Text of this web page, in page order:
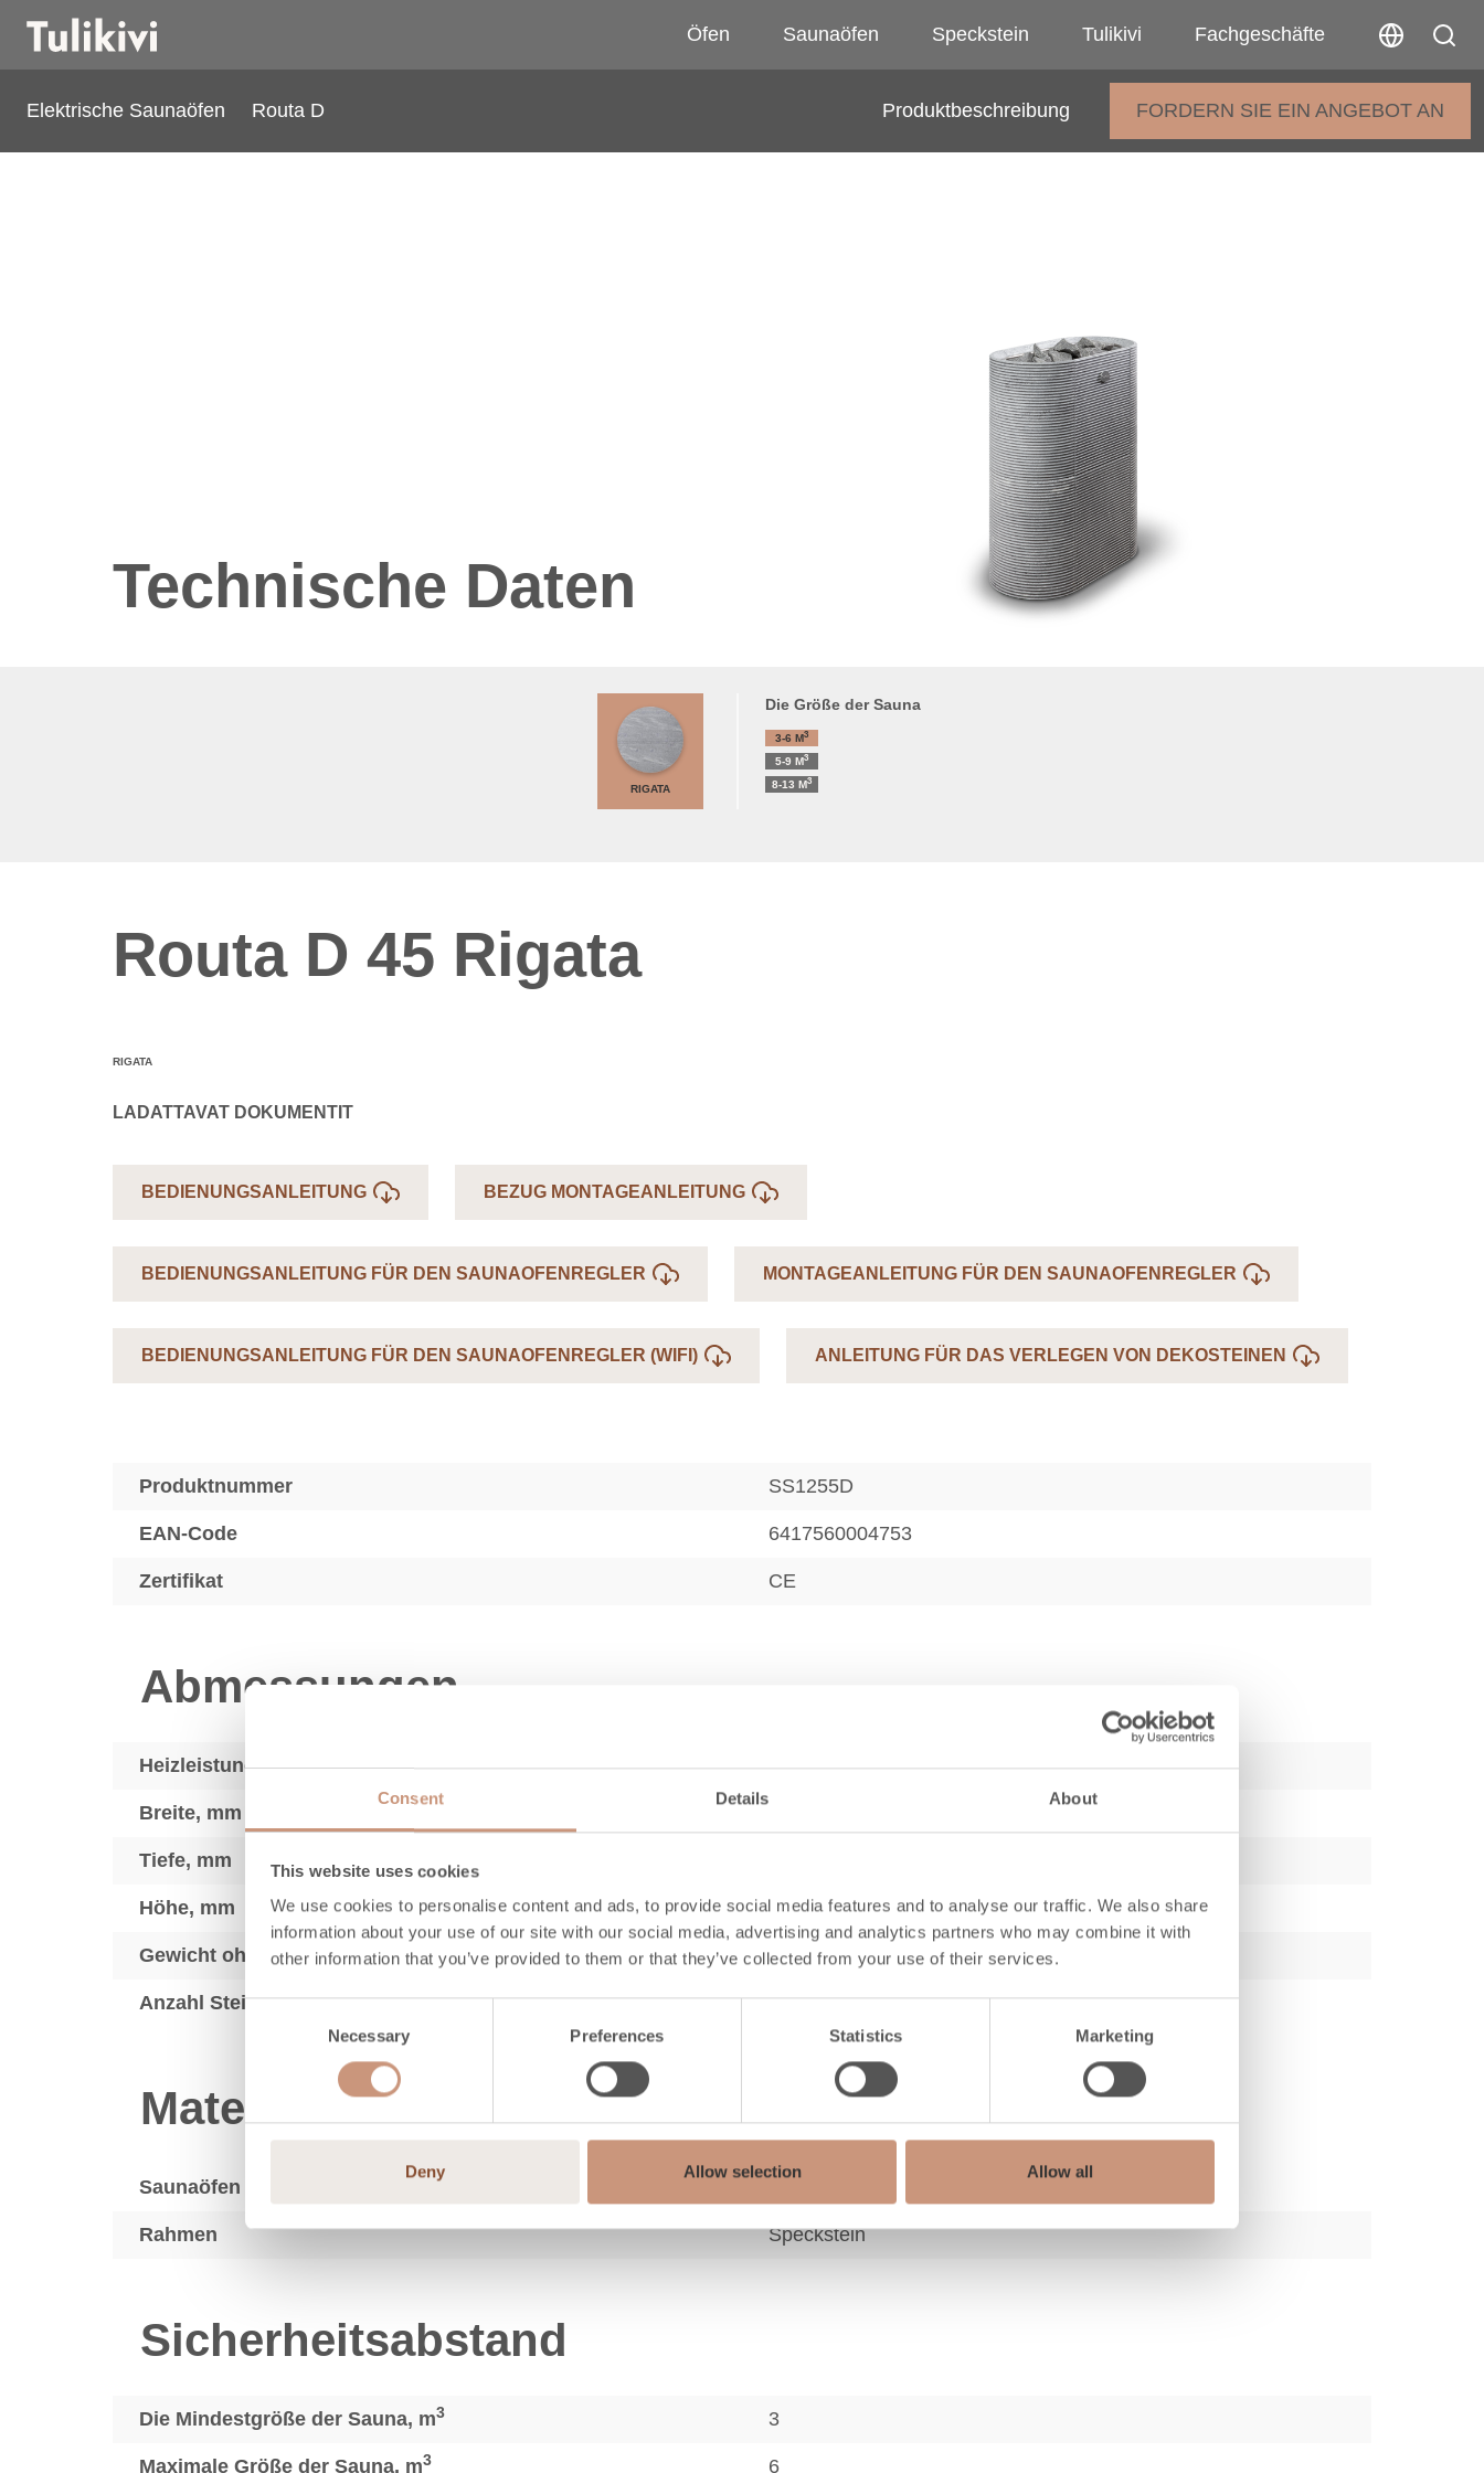
Consent Details About
This website uses cookies
We use cookies to personalise content and ads, to provide social media features and to analyse our traffic. We also share
information about your use of our site with our social media, advertising and analytics partners who may combine it with
other information that you’ve provided to them or that they’ve collected from your use of their services.
Consent
Necessary Preferences Statistics Marketing
Deny Allow selection Allow all
Öfen Saunaöfen Speckstein Tulikivi Fachgeschäfte
Elektrische Saunaöfen Routa D Produktbeschreibung FORDERN SIE EIN ANGEBOT AN
Technische Daten
RIGATA
Die Größe der Sauna
3-6 M3
5-9 M3
8-13 M3
Routa D 45 Rigata
RIGATA
LADATTAVAT DOKUMENTIT
BEDIENUNGSANLEITUNG BEZUG MONTAGEANLEITUNG
BEDIENUNGSANLEITUNG FÜR DEN SAUNAOFENREGLER MONTAGEANLEITUNG FÜR DEN SAUNAOFENREGLER
BEDIENUNGSANLEITUNG FÜR DEN SAUNAOFENREGLER (WIFI) ANLEITUNG FÜR DAS VERLEGEN VON DEKOSTEINEN
Produktnummer SS1255D
EAN-Code 6417560004753
Zertifikat CE
Abmessungen
Heizleistung, kW 4,5
Breite, mm
Tiefe, mm
Höhe, mm 600
Gewicht ohne Steine, kg 61
Anzahl Steine, kg Max. 35
Materialien
Saunaöfen Oberfläche
Rahmen Speckstein
Sicherheitsabstand
Die Mindestgröße der Sauna, m3 3
Maximale Größe der Sauna, m3 6